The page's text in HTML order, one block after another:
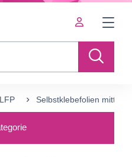
Selbstklebefolien